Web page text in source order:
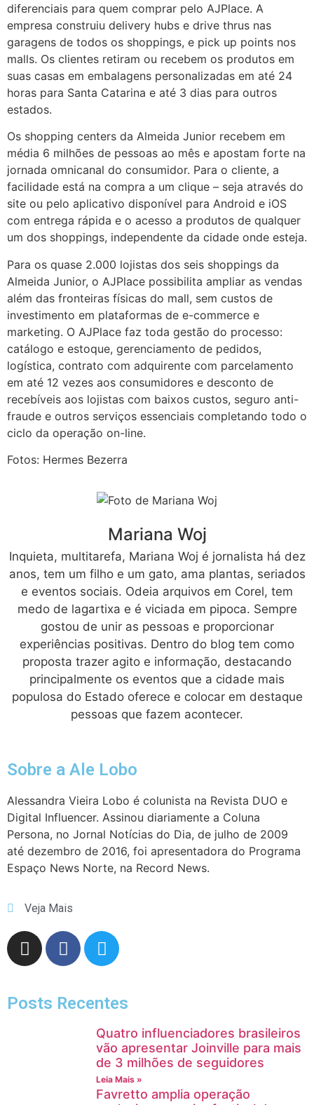
diferenciais para quem comprar pelo AJPlace. A
empresa construiu delivery hubs e drive thrus nas
garagens de todos os shoppings, e pick up points nos
malls. Os clientes retiram ou recebem os produtos em
suas casas em embalagens personalizadas em até 24
horas para Santa Catarina e até 3 dias para outros
estados.
Os shopping centers da Almeida Junior recebem em
média 6 milhões de pessoas ao mês e apostam forte na
jornada omnicanal do consumidor. Para o cliente, a
facilidade está na compra a um clique – seja através do
site ou pelo aplicativo disponível para Android e iOS
com entrega rápida e o acesso a produtos de qualquer
um dos shoppings, independente da cidade onde esteja.
Para os quase 2.000 lojistas dos seis shoppings da
Almeida Junior, o AJPlace possibilita ampliar as vendas
além das fronteiras físicas do mall, sem custos de
investimento em plataformas de e-commerce e
marketing. O AJPlace faz toda gestão do processo:
catálogo e estoque, gerenciamento de pedidos,
logística, contrato com adquirente com parcelamento
em até 12 vezes aos consumidores e desconto de
recebíveis aos lojistas com baixos custos, seguro anti-
fraude e outros serviços essenciais completando todo o
ciclo da operação on-line.
Fotos: Hermes Bezerra
Mariana Woj
Inquieta, multitarefa, Mariana Woj é jornalista há dez
anos, tem um filho e um gato, ama plantas, seriados
e eventos sociais. Odeia arquivos em Corel, tem
medo de lagartixa e é viciada em pipoca. Sempre
gostou de unir as pessoas e proporcionar
experiências positivas. Dentro do blog tem como
proposta trazer agito e informação, destacando
principalmente os eventos que a cidade mais
populosa do Estado oferece e colocar em destaque
pessoas que fazem acontecer.
Sobre a Ale Lobo
Alessandra Vieira Lobo é colunista na Revista DUO e
Digital Influencer. Assinou diariamente a Coluna
Persona, no Jornal Notícias do Dia, de julho de 2009
até dezembro de 2016, foi apresentadora do Programa
Espaço News Norte, na Record News.
Veja Mais
Posts Recentes
Quatro influenciadores brasileiros
vão apresentar Joinville para mais
de 3 milhões de seguidores
Leia Mais »
Favretto amplia operação